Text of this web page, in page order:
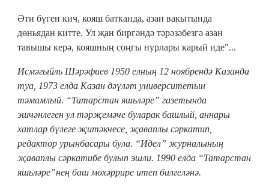
Әти бүген кич, кояш батканда, азан вакытында
дөньядан китте. Ул җан биргәндә тәрәзәбезгә азан
тавышы керә, кояшның соңгы нурлары карый иде"...
Исмәгыйль Шәрәфиев 1950 елның 12 ноябрендә Казанда
туа, 1973 елда Казан дәүләт университетын
тәмамлый. “Татарстан яшьләре” газетында
эшчәнлеген ул тәрҗемәче буларак башлый, аннары
хатлар бүлеге җитәкчесе, җаваплы сәркатип,
редактор урынбасары була. “Идел” журналының
җаваплы сәркатибе булып эшли. 1990 елда “Татарстан
яшьләре”нең баш мөхәррире итеп билгеләнә.